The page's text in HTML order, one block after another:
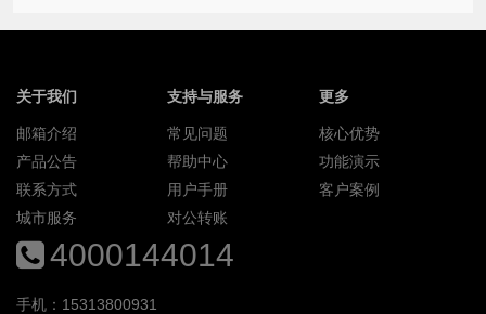
关于我们
邮箱介绍
产品公告
联系方式
城市服务
支持与服务
常见问题
帮助中心
用户手册
对公转账
更多
核心优势
功能演示
客户案例
4000144014
手机：15313800931